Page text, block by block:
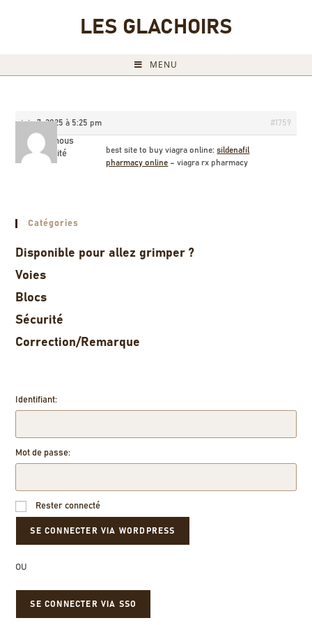
LES GLACHOIRS
MENU
juin 7, 2025 à 5:25 pm #1759
Billyamous
Invité
best site to buy viagra online:sildenafil
pharmacy online – viagra rx pharmacy
Catégories
Disponible pour allez grimper ?
Voies
Blocs
Sécurité
Correction/Remarque
Identifiant:
Mot de passe:
Rester connecté
OU
SE CONNECTER VIA SSO